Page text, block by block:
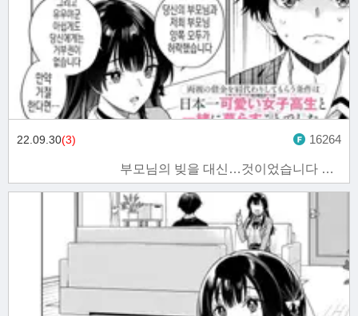
부모님의 빚을 대신…것이었습니다 3화
22.09.30(3) 16264